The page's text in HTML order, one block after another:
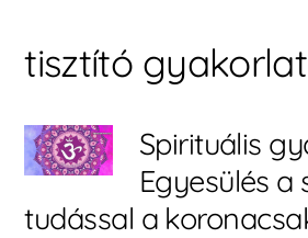
tisztító
Spirituális
Egyesülés a
tudással a